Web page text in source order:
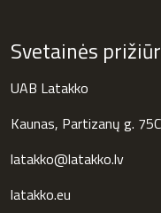
Svetainės
UAB Latakko
Kaunas, Partizanų g.
latakko@latakko.lv
latakko.eu